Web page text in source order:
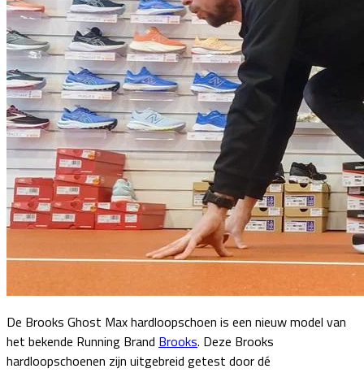
De Brooks Ghost Max hardloopschoen is een nieuw model van
het bekende Running Brand Brooks. Deze Brooks
hardloopschoenen zijn uitgebreid getest door dé